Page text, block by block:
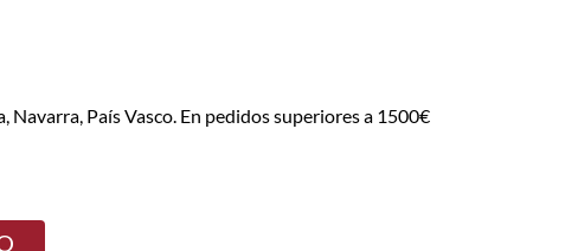
País Vasco. En pedidos superiores a 1500€